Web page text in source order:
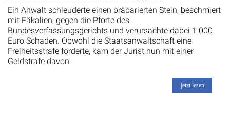
Ein Anwalt schleuderte einen präparierten Stein, beschmiert
mit Fäkalien, gegen die Pforte des
Bundesverfassungsgerichts und verursachte dabei 1.000
Euro Schaden. Obwohl die Staatsanwaltschaft eine
Freiheitsstrafe forderte, kam der Jurist nun mit einer
Geldstrafe davon.
jetzt lesen